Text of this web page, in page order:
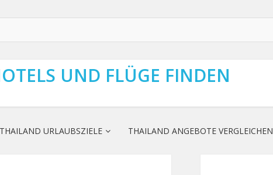
UND FLÜGE FINDEN
THAILAND URLAUBSZIELE THAILAND ANGEBOTE VERGLEICHEN